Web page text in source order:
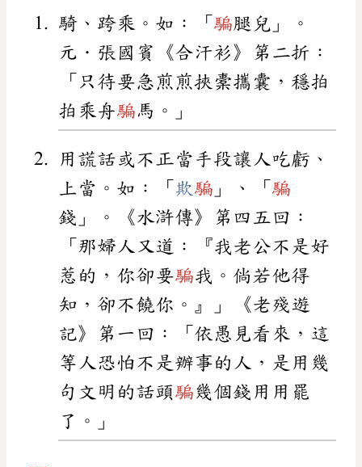
騎、跨乘。如：「 騙腿兒」。
元．張國賓《合汗衫》第二折：
「只待要急煎煎挾橐攜囊，穩拍
拍乘舟騙馬。」
用謊話或不正當手段讓人吃虧、
上當。如：「 欺騙 」、「 騙
錢」。《水滸傳》第四五回：
「那婦人又道：『我老公不是好
惹的，你卻要騙我。倘若他得
知，卻不饒你。』」《老殘遊
記》第一回：「依愚見看來，這
等人恐怕不是辦事的人，是用幾
句文明的話頭騙幾個錢用用罷
了。」